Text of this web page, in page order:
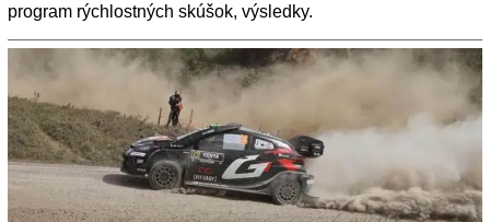
program rýchlostných skúšok, výsledky.